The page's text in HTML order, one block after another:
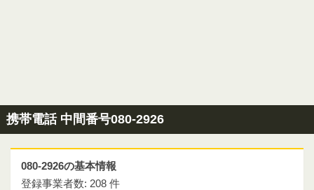
携帯電話 中間番号080-2926
080-2926の基本情報
登録事業者数: 208 件